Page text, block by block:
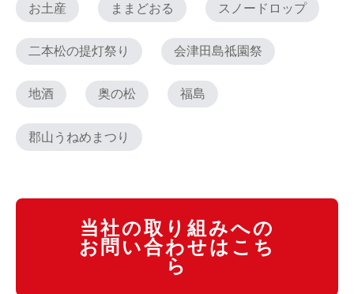
お土産 ままどおる スノードロップ
二本松の提灯祭り 会津田島祗園祭
地酒 奥の松 福島
郡山うねめまつり
当社の取り組みへの
お問い合わせはこち
ら